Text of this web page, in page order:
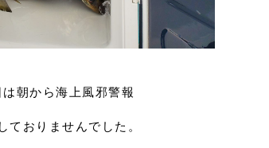
朝から海上風邪警報
ておりませんでした。